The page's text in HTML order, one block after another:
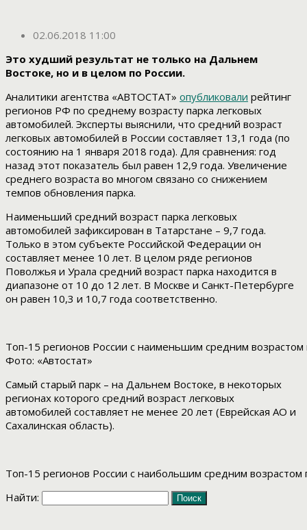
02.06.2018 11:00
Это худший результат не только на Дальнем
Востоке, но и в целом по России.
Аналитики агентства «АВТОСТАТ» опубликовали рейтинг
регионов РФ по среднему возрасту парка легковых
автомобилей. Эксперты выяснили, что средний возраст
легковых автомобилей в России составляет 13,1 года (по
состоянию на 1 января 2018 года). Для сравнения: год
назад этот показатель был равен 12,9 года. Увеличение
среднего возраста во многом связано со снижением
темпов обновления парка.
Наименьший средний возраст парка легковых
автомобилей зафиксирован в Татарстане – 9,7 года.
Только в этом субъекте Российской Федерации он
составляет менее 10 лет. В целом ряде регионов
Поволжья и Урала средний возраст парка находится в
диапазоне от 10 до 12 лет. В Москве и Санкт-Петербурге
он равен 10,3 и 10,7 года соответственно.
Топ-15 регионов России с наименьшим средним возрастом
Фото: «Автостат»
Самый старый парк – на Дальнем Востоке, в некоторых
регионах которого средний возраст легковых
автомобилей составляет не менее 20 лет (Еврейская АО и
Сахалинская область).
Топ-15 регионов России с наибольшим средним возрастом
Найти: